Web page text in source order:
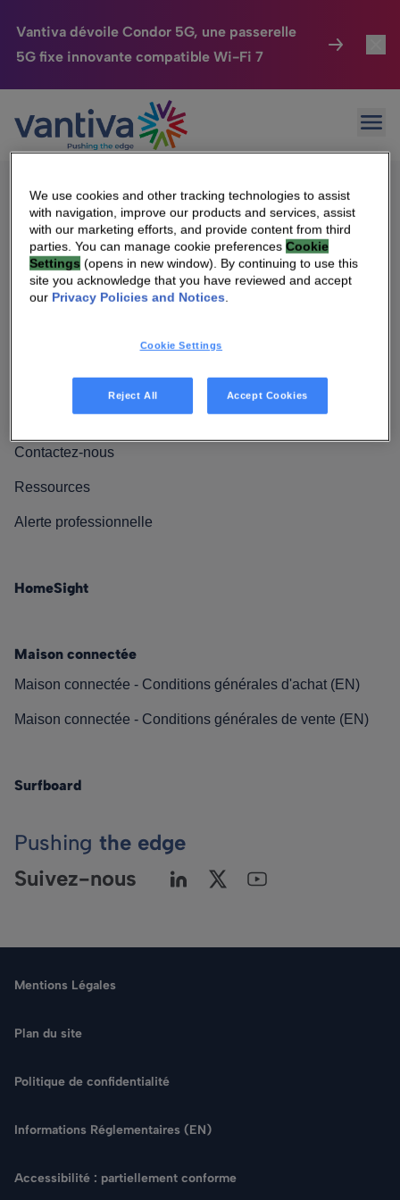
Vantiva dévoile Condor 5G, une passerelle
5G fixe innovante compatible Wi-Fi 7
Passer au contenu principal
Maison Connectée
HomeSight
Entreprise
Nos Engagements
Rechercher
Sorry, no results were found.
Rechercher :
Qui sommes-nous
Relations investisseurs
Nos engagements
Contactez-nous
Ressources
Alerte professionnelle
HomeSight
Maison connectée
Maison connectée - Conditions générales d'achat (EN)
Maison connectée - Conditions générales de vente (EN)
Surfboard
Pushing the edge
Suivez-nous
Mentions Légales
Plan du site
Politique de confidentialité
Informations Réglementaires (EN)
Accessibilité : partiellement conforme
We use cookies and other tracking technologies to assist
with navigation, improve our products and services, assist
with our marketing efforts, and provide content from third
parties. You can manage cookie preferencesCookie
Settings (opens in new window). By continuing to use this
site you acknowledge that you have reviewed and accept
our Privacy Policies and Notices.
Cookie Settings
Reject All Accept Cookies